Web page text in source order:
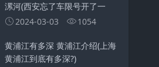
漯河(西安忘了车限号开了一
2024-03-03
1054
黄浦江有多深 黄浦江介绍(上海
黄浦江到底有多深?)